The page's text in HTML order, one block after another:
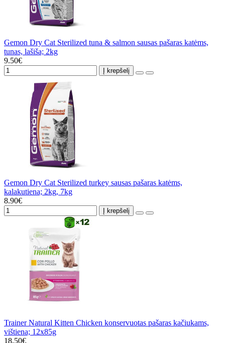
Gemon Dry Cat Sterilized tuna & salmon sausas pašaras katėms,
tunas, lašiša; 2kg
9.50€
Į krepšelį
Gemon Dry Cat Sterilized turkey sausas pašaras katėms,
kalakutiena; 2kg, 7kg
8.90€
Į krepšelį
Trainer Natural Kitten Chicken konservuotas pašaras kačiukams,
vištiena; 12x85g
18.50€